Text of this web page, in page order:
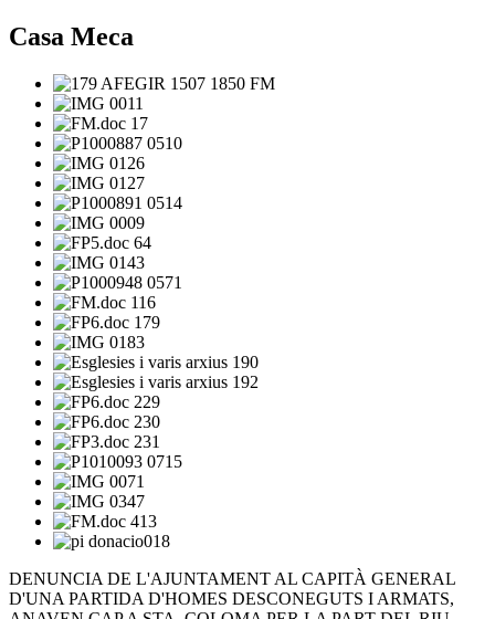
Casa Meca
DENUNCIA DE L'AJUNTAMENT AL CAPITÀ GENERAL
D'UNA PARTIDA D'HOMES DESCONEGUTS I ARMATS,